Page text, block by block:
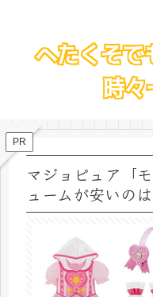
PR
マジョピュア「
ュームが安いの